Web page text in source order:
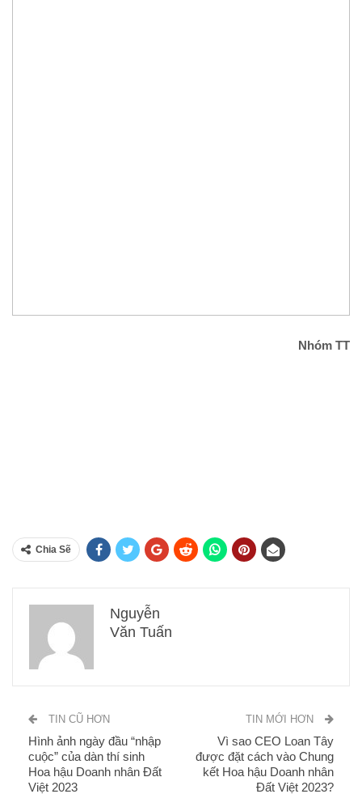
Nhóm TT
Chia Sẽ
Nguyễn
Văn Tuấn
TIN CŨ HƠN
Hình ảnh ngày đầu “nhập
cuộc” của dàn thí sinh
Hoa hậu Doanh nhân Đất
Việt 2023
TIN MỚI HƠN
Vì sao CEO Loan Tây
được đặt cách vào Chung
kết Hoa hậu Doanh nhân
Đất Việt 2023?